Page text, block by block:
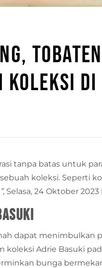
KOLEKSI
tanpa batas untuk
koleksi. Seperti
, Selasa, 24 Oktober 2023
dapat menimbulkan
Adrie Basuki
bunga